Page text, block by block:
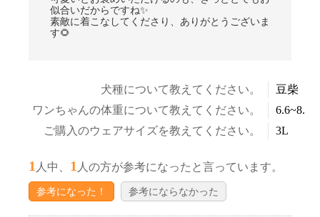
お買い物を続ける カートへ進む
似合いだからですね✨
素敵に着こなしてくださり、ありがとうございま
す🌻
犬種について教えてください。
豆柴
ワンちゃんの体重について教えてください。
ご購入のウェアサイズを教えてください。
3L
1 人中、 1 人の方が参考になったと言っています。
参考になった！ 参考にならなかった